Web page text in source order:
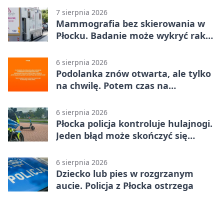
7 sierpnia 2026
Mammografia bez skierowania w
Płocku. Badanie może wykryć raka,
6 sierpnia 2026
Podolanka znów otwarta, ale tylko
na chwilę. Potem czas na
6 sierpnia 2026
Płocka policja kontroluje hulajnogi.
Jeden błąd może skończyć się
6 sierpnia 2026
Dziecko lub pies w rozgrzanym
aucie. Policja z Płocka ostrzega